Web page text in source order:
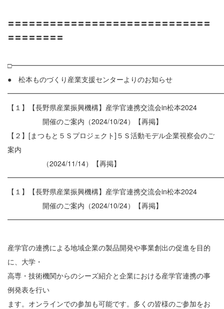
〓〓〓〓〓〓〓〓〓〓〓〓〓〓〓〓〓〓〓〓〓〓〓〓〓〓〓〓〓
〓〓〓〓〓〓〓〓
● 松本ものづくり産業支援センターよりのお知らせ
【１】【長野県産業振興機構】産学官連携交流会in松本2024
開催のご案内（2024/10/24）【再掲】
【２】[まつもと５Ｓプロジェクト]５Ｓ活動モデル企業視察会のご
案内
（2024/11/14）【再掲】
【１】【長野県産業振興機構】産学官連携交流会in松本2024
開催のご案内（2024/10/24）【再掲】
産学官の連携による地域企業の製品開発や事業創出の促進を目的
に、大学・
高専・技術機関からのシーズ紹介と企業における産学官連携の事
例発表を行い
ます。オンラインでの参加も可能です。多くの皆様のご参加をお